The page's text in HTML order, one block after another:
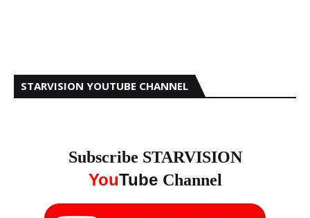
STARVISION YOUTUBE CHANNEL
Subscribe STARVISION
YouTube Channel